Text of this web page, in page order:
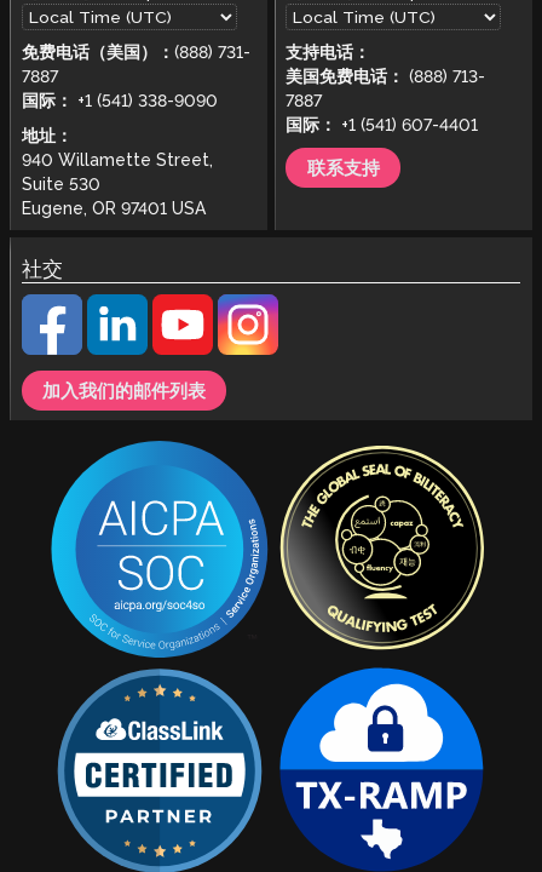
免费电话（美国）： (888) 731-
7887
国际：
+1 (541) 338-9090
地址：
940 Willamette Street,
Suite 530
Eugene, OR 97401 USA
支持电话：
美国免费电话： (888) 713-
7887
国际：
+1 (541) 607-4401
联系支持
社交
加入我们的邮件列表